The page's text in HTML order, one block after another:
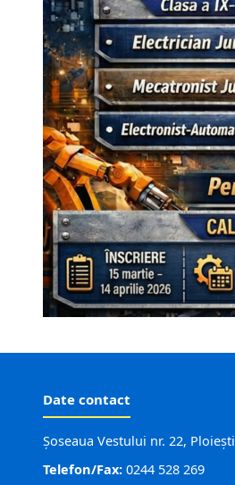
Date contact
Șoseaua Vestului nr. 22, Ploiești
Telefon/Fax: 0244 528 269